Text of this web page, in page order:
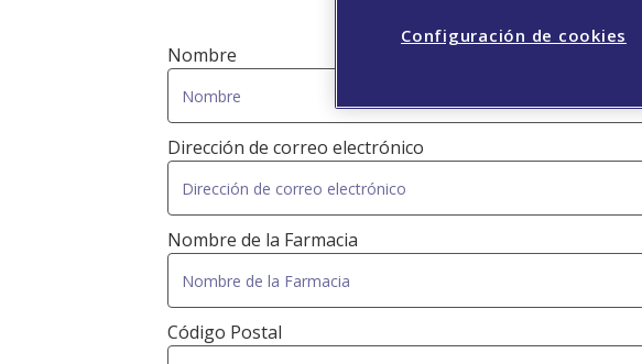
Nombre
Dirección de correo electrónico
Nombre de la Farmacia
Código Postal
Configuración de cookies